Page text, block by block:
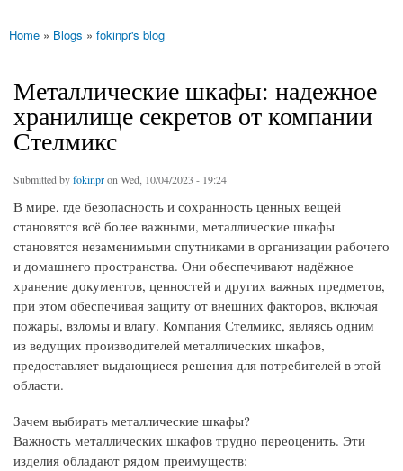
You are here
Home » Blogs » fokinpr's blog
Металлические шкафы: надежное
хранилище секретов от компании
Стелмикс
Submitted byfokinpron Wed, 10/04/2023 - 19:24
В мире, где безопасность и сохранность ценных вещей
становятся всё более важными, металлические шкафы
становятся незаменимыми спутниками в организации рабочего
и домашнего пространства. Они обеспечивают надёжное
хранение документов, ценностей и других важных предметов,
при этом обеспечивая защиту от внешних факторов, включая
пожары, взломы и влагу. Компания Стелмикс, являясь одним
из ведущих производителей металлических шкафов,
предоставляет выдающиеся решения для потребителей в этой
области.
Зачем выбирать металлические шкафы?
Важность металлических шкафов трудно переоценить. Эти
изделия обладают рядом преимуществ: